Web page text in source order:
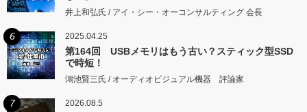
井上和弘氏 / アイ・シー・オーコンサルティング 会長
6 2025.04.25
第164回 USBメモリはもう古い？スティック型SSD
で時短！
鴻池賢三氏 / オーディオビジュアル機器 評論家
7 2026.08.5